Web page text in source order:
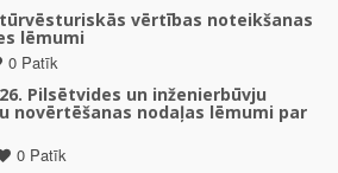
vērtības noteikšanas
lēmumi
0 Patīk
Pilsētvides un inženierbūvju
novērtēšanas nodaļas lēmumi par
0 Patīk